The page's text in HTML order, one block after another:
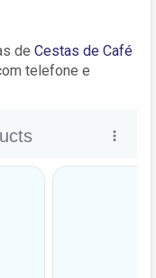
de Cestas de Café
telefone e